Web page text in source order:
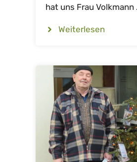
hat uns Frau Volkmann
Weiterlesen